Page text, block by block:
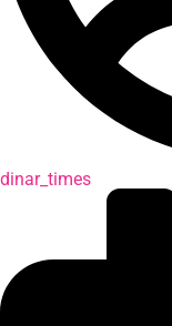
dinar_times